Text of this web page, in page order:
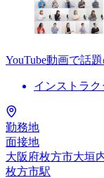
YouTube動画で話
インストラク
勤務地
面接地
大阪府枚方市大垣
枚方市駅